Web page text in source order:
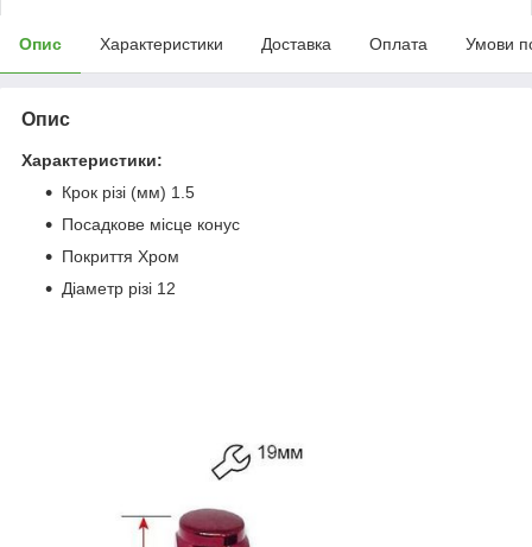
Опис Характеристики Доставка Оплата Умови
Опис
Характеристики:
Крок різі (мм) 1.5
Посадкове місце конус
Покриття Хром
Діаметр різі 12